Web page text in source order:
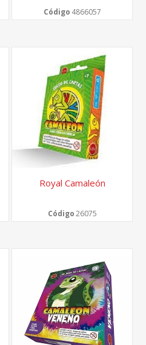
Código 4866057
Royal Camaleón
Código26075